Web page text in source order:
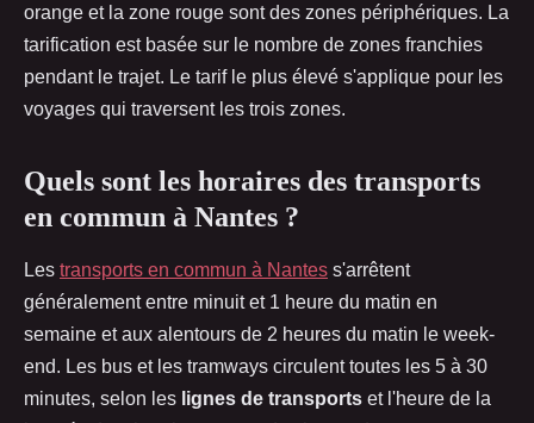
orange et la zone rouge sont des zones périphériques. La
tarification est basée sur le nombre de zones franchies
pendant le trajet. Le tarif le plus élevé s'applique pour les
voyages qui traversent les trois zones.
Quels sont les horaires des transports
en commun à Nantes ?
Les transports en commun à Nantes s'arrêtent
généralement entre minuit et 1 heure du matin en
semaine et aux alentours de 2 heures du matin le week-
end. Les bus et les tramways circulent toutes les 5 à 30
minutes, selon les lignes de transports et l'heure de la